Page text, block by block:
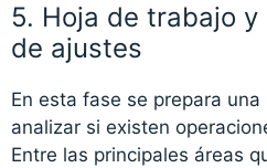
5. Hoja de trabajo
de ajustes
En esta fase se prepara
analizar si existen
Entre las principales áreas